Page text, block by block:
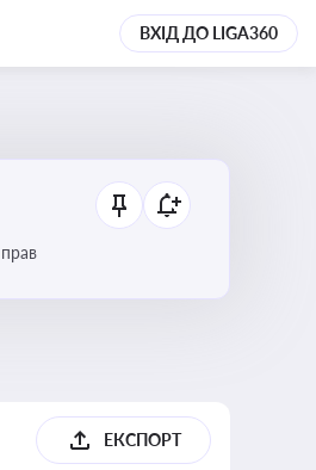
ВХІД ДО LIGA360
ЕКСПОРТ